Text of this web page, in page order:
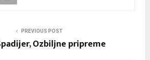
PREVIOUS POST
Ozbiljne pripreme